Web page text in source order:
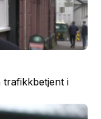
trafikkbetjent i